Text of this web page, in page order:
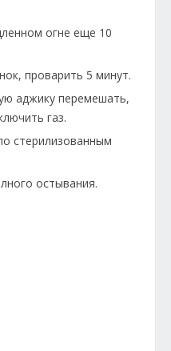
огне еще 10
проварить 5 минут.
аджику перемешать,
газ.
стерилизованным
остывания.